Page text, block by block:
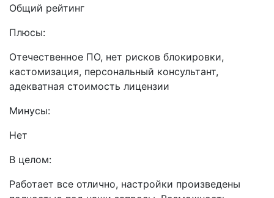
Общий рейтинг
Плюсы:
Отечественное ПО, нет рисков блокировки,
кастомизация, персональный консультант,
адекватная стоимость лицензии
Минусы:
Нет
В целом:
Работает все отлично, настройки произведены